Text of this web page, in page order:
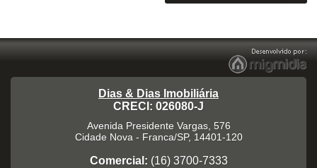
Dias & Dias Imobiliária
CRECI: 026080-J
Avenida Presidente Vargas, 576
Cidade Nova - Franca/SP, 14401-120
Comercial: (16) 3700-7333